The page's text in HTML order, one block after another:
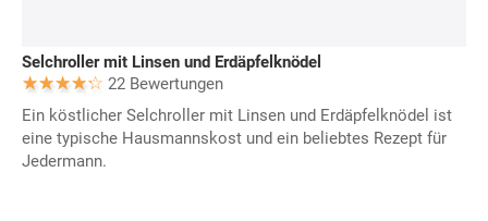
Selchroller mit Linsen und Erdäpfelknödel
22 Bewertungen
Ein köstlicher Selchroller mit Linsen und Erdäpfelknödel ist
eine typische Hausmannskost und ein beliebtes Rezept für
Jedermann.